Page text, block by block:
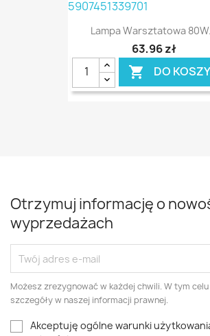
Lampa Warsztatowa
63,96 zł
 DO
Otrzymuj informację o
wyprzedażach
Możesz zrezygnować w każdej chwili. W tym
szczegóły w naszej informacji prawnej.
Akceptuję ogólne warunki